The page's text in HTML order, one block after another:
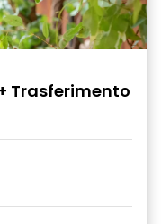
Trasferimento